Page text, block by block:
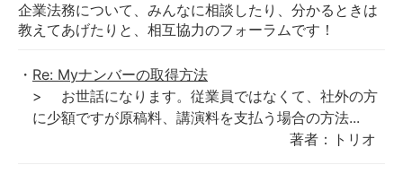
企業法務について、みんなに相談したり、分かるときは
教えてあげたりと、相互協力のフォーラムです！
Re: Myナンバーの取得方法
> お世話になります。従業員ではなくて、社外の方
に少額ですが原稿料、講演料を支払う場合の方法...
著者：トリオ